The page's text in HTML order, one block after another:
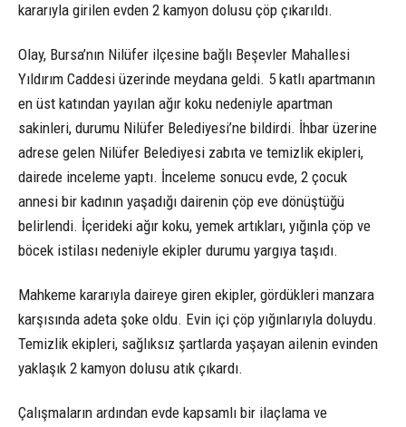
kararıyla girilen evden 2 kamyon dolusu çöp çıkarıldı.
Olay, Bursa’nın Nilüfer ilçesine bağlı Beşevler Mahallesi
Yıldırım Caddesi üzerinde meydana geldi. 5 katlı apartmanın
en üst katından yayılan ağır koku nedeniyle apartman
sakinleri, durumu Nilüfer Belediyesi’ne bildirdi. İhbar üzerine
adrese gelen Nilüfer Belediyesi zabıta ve temizlik ekipleri,
dairede inceleme yaptı. İnceleme sonucu evde, 2 çocuk
annesi bir kadının yaşadığı dairenin çöp eve dönüştüğü
belirlendi. İçerideki ağır koku, yemek artıkları, yığınla çöp ve
böcek istilası nedeniyle ekipler durumu yargıya taşıdı.
Mahkeme kararıyla daireye giren ekipler, gördükleri manzara
karşısında adeta şoke oldu. Evin içi çöp yığınlarıyla doluydu.
Temizlik ekipleri, sağlıksız şartlarda yaşayan ailenin evinden
yaklaşık 2 kamyon dolusu atık çıkardı.
Çalışmaların ardından evde kapsamlı bir ilaçlama ve